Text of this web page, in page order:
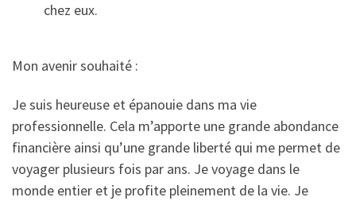
chez eux.
Mon avenir souhaité :
Je suis heureuse et épanouie dans ma vie
professionnelle. Cela m’apporte une grande abondance
financière ainsi qu’une grande liberté qui me permet de
voyager plusieurs fois par ans. Je voyage dans le
monde entier et je profite pleinement de la vie. Je